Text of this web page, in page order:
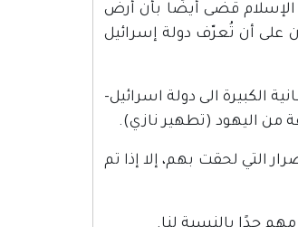
الإسلام قضى أيضًا بأن أرض
على أن تُعرّف دولة إسرائيل
الكبيرة الى دولة اسرائيل-
من اليهود (تطهير نازي).
التي لحقت بهم، إلا إذا تم